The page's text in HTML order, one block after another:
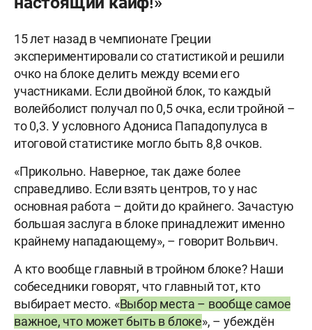
15 лет назад в чемпионате Греции
экспериментировали со статистикой и решили
очко на блоке делить между всеми его
участниками. Если двойной блок, то каждый
волейболист получал по 0,5 очка, если тройной –
то 0,3. У условного Адониса Пападопулуса в
итоговой статистике могло быть 8,8 очков.
«Прикольно. Наверное, так даже более
справедливо. Если взять центров, то у нас
основная работа – дойти до крайнего. Зачастую
большая заслуга в блоке принадлежит именно
крайнему нападающему», – говорит Вольвич.
А кто вообще главный в тройном блоке? Наши
собеседники говорят, что главный тот, кто
выбирает место. «Выбор места – вообще самое
важное, что может быть в блоке», – убеждён